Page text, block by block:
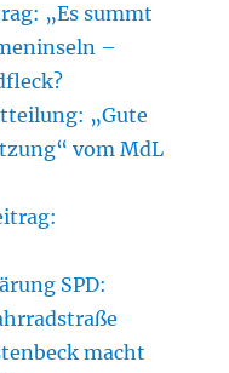
„Es summt
–
„Gute
vom MdL
SPD:
macht